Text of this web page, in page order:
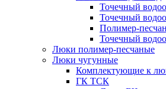
Точечный
Точечный
Полимер-
Точечный
Люки полимер-песчаные
Люки чугунные
Комплектующие к
ГК ТСК